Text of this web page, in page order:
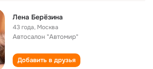
Лена Берёзина
43 года, Москва
Автосалон "Автомир"
Добавить в друзья